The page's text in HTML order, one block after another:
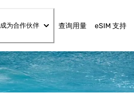
成为合作伙伴 查询用量 eSIM 支持